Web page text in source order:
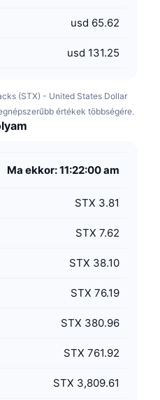
usd 65.62
usd 131.25
(STX) - United States Dollar
értékek többségére.
Ma ekkor: 11:22:00 am
STX 3.81
STX 7.62
STX 38.10
STX 76.19
STX 380.96
STX 761.92
STX 3,809.61